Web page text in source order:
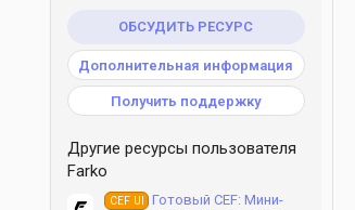
ОБСУДИТЬ РЕСУРС
Дополнительная информация
Получить поддержку
Другие ресурсы пользователя
Farko
CEF UI
Готовый CEF: Мини-